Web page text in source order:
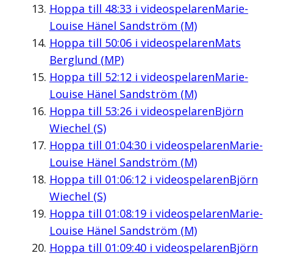
Hoppa till 48:33 i videospelarenMarie-
Louise Hänel Sandström (M)
Hoppa till 50:06i videospelarenMats
Berglund (MP)
Hoppa till 52:12 i videospelarenMarie-
Louise Hänel Sandström (M)
Hoppa till 53:26i videospelarenBjörn
Wiechel (S)
Hoppa till 01:04:30i videospelarenMarie-
Louise Hänel Sandström (M)
Hoppa till 01:06:12 i videospelarenBjörn
Wiechel (S)
Hoppa till 01:08:19i videospelarenMarie-
Louise Hänel Sandström (M)
Hoppa till 01:09:40i videospelarenBjörn